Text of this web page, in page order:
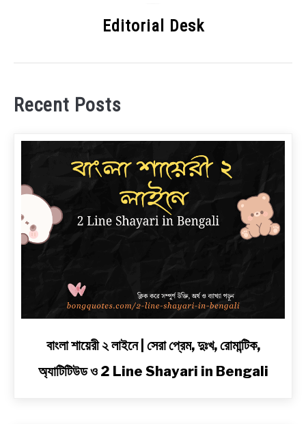
Editorial Desk
Recent Posts
বাংলা শায়েরী ২ লাইনে | সেরা প্রেম, দুঃখ, রোমান্টিক,
অ্যাটিটিউড ও 2 Line Shayari in Bengali